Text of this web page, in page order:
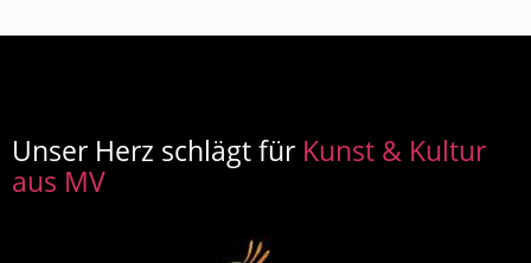
Unser Herz schlägt für Kunst & Kultur
aus MV